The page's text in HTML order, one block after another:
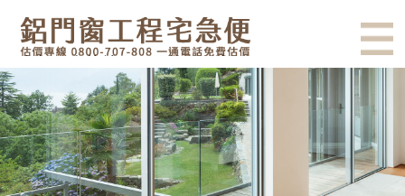
有鋁門窗的結露、隔熱、隔音問
題？找我們就對了！估價專線
0800-707-808
大門尺寸 - 門 - 門窗知識 - 鋁門
窗工程宅急便